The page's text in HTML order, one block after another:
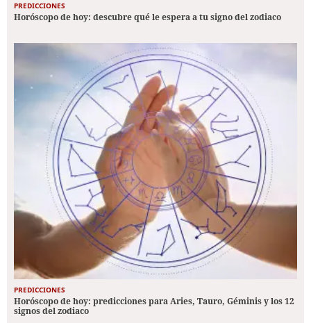
PREDICCIONES
Horóscopo de hoy: descubre qué le espera a tu signo del zodiaco
PREDICCIONES
Horóscopo de hoy: predicciones para Aries, Tauro, Géminis y los 12
signos del zodiaco